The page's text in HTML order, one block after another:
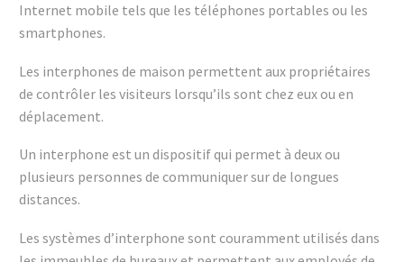
Internet mobile tels que les téléphones portables ou les
smartphones.
Les interphones de maison permettent aux propriétaires
de contrôler les visiteurs lorsqu’ils sont chez eux ou en
déplacement.
Un interphone est un dispositif qui permet à deux ou
plusieurs personnes de communiquer sur de longues
distances.
Les systèmes d’interphone sont couramment utilisés dans